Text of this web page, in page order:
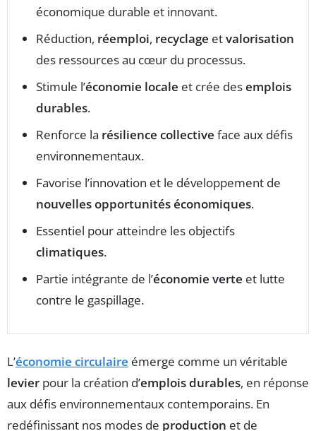
économique durable et innovant.
Réduction, réemploi, recyclage etvalorisation
des ressources au cœur du processus.
Stimule l’économie locale et crée desemplois
durables.
Renforce la résilience collective face aux défis
environnementaux.
Favorise l’innovation et le développement de
nouvelles opportunités économiques.
Essentiel pour atteindre les objectifs
climatiques.
Partie intégrante de l’économie verte et lutte
contre le gaspillage.
L’économie circulaire émerge comme un véritable
levier pour la création d’emplois durables, en réponse
aux défis environnementaux contemporains. En
redéfinissant nos modes de production et de